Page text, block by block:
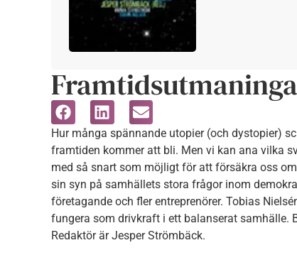
Hur många spännande utopier (och dystopier)
framtiden kommer att bli. Men vi kan ana vilka
med så snart som möjligt för att försäkra oss
sin syn på samhällets stora frågor inom
företagande och fler entreprenörer. Tobias
fungera som drivkraft i ett balanserat samhälle.
Redaktör är Jesper Strömbäck.